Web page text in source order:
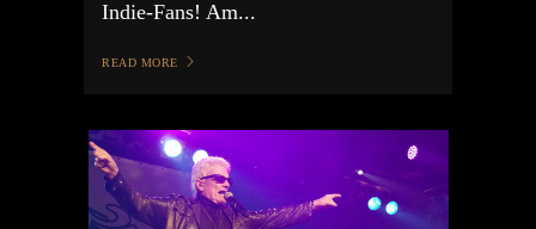
Indie-Fans! Am...
READ MORE